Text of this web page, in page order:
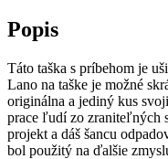
Popis
Táto taška s príbehom je
Lano na taške je možné
originálna a jediný kus
prace ľudí zo zraniteľných
projekt a dáš šancu
bol použitý na ďalšie